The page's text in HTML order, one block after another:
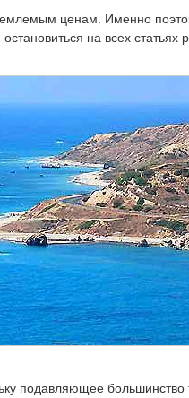
ценам. Именно
на всех статьях
подавляющее большинство